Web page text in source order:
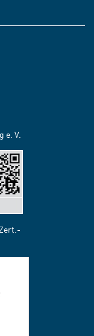
e. V.